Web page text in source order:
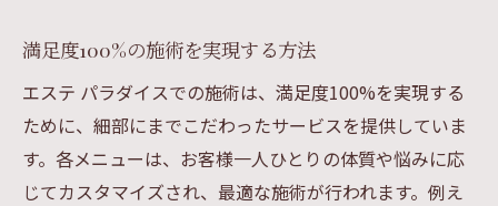
満足度100%の施術を実現する方法
エステ パラダイスでの施術は、満足度100%を実現する
ために、細部にまでこだわったサービスを提供していま
す。各メニューは、お客様一人ひとりの体質や悩みに応
じてカスタマイズされ、最適な施術が行われます。例え